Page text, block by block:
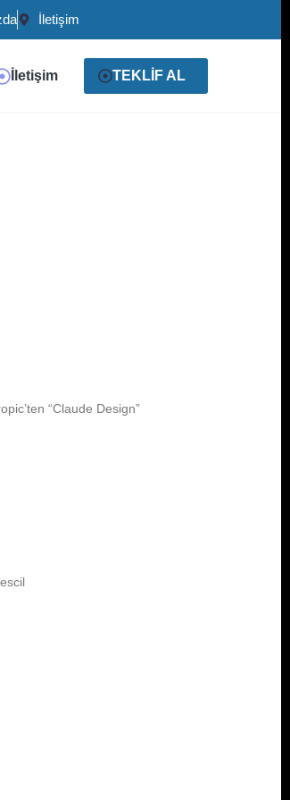
İletişim
İletişim TEKLİF AL
“Claude Design”